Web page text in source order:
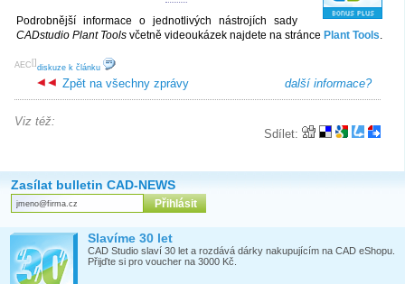
Podrobnější informace o jednotlivých nástrojích sady
CADstudio Plant Tools včetně videoukázek najdete na stránce Plant Tools.
[
AEC ]
diskuze k článku
další informace?
Zpět na všechny zprávy
Sdílet:
Viz též:
Zasílat bulletin CAD-NEWS
Slavíme 30 let
CAD Studio slaví 30 let a rozdává dárky nakupujícím na CAD eShopu.
Přijďte si pro voucher na 3000 Kč.